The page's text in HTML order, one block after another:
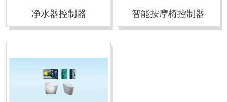
净水器控制器 智能按摩椅控制器